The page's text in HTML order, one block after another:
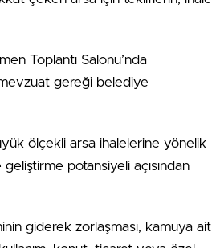
Toplantı Salonu’nda
gereği belediye
ölçekli arsa ihalelerine yönelik
geliştirme potansiyeli açısından
giderek zorlaşması, kamuya ait